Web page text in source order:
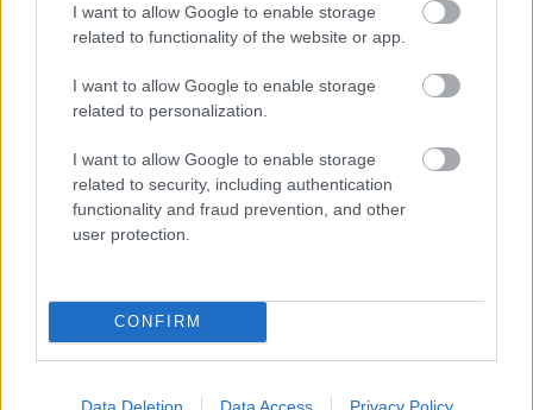
I want to allow Google to enable storage
related to functionality of the website or app.
I want to allow Google to enable storage
related to personalization.
I want to allow Google to enable storage
related to security, including authentication
functionality and fraud prevention, and other
user protection.
CONFIRM
Data Deletion Data Access Privacy Policy